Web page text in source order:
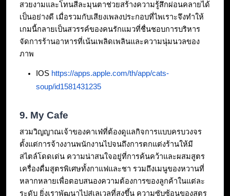
สวยงามและโทนสีละมุนตาช่วยสร้างความรู้สึกผ่อนคลายได้
เป็นอย่างดี เมื่อรวมกับเสียงเพลงประกอบที่ไพเราะจึงทำให้
เกมนี้กลายเป็นสวรรค์ของคนรักแมวที่ชื่นชอบการบริหาร
จัดการร้านอาหารที่เน้นเพลิดเพลินและความนุ่มนวลของ
ภาพ
IOS https://apps.apple.com/th/app/cats-
soup/id1581431235
9. My Cafe
สวมวิญญาณเจ้าของคาเฟ่ที่ต้องดูแลกิจการแบบครบวงจร
ตั้งแต่การจ้างงานพนักงานไปจนถึงการตกแต่งร้านให้มี
สไตล์โดดเด่น ความน่าสนใจอยู่ที่การค้นคว้าและผสมสูตร
เครื่องดื่มสูตรพิเศษทั้งกาแฟและชา รวมถึงเมนูของหวานที่
หลากหลายเพื่อตอบสนองความต้องการของลูกค้าในแต่ละ
ระดับ ยิ่งเราพัฒนาไปสู่เลเวลที่สูงขึ้น ความซับซ้อนของสูตร